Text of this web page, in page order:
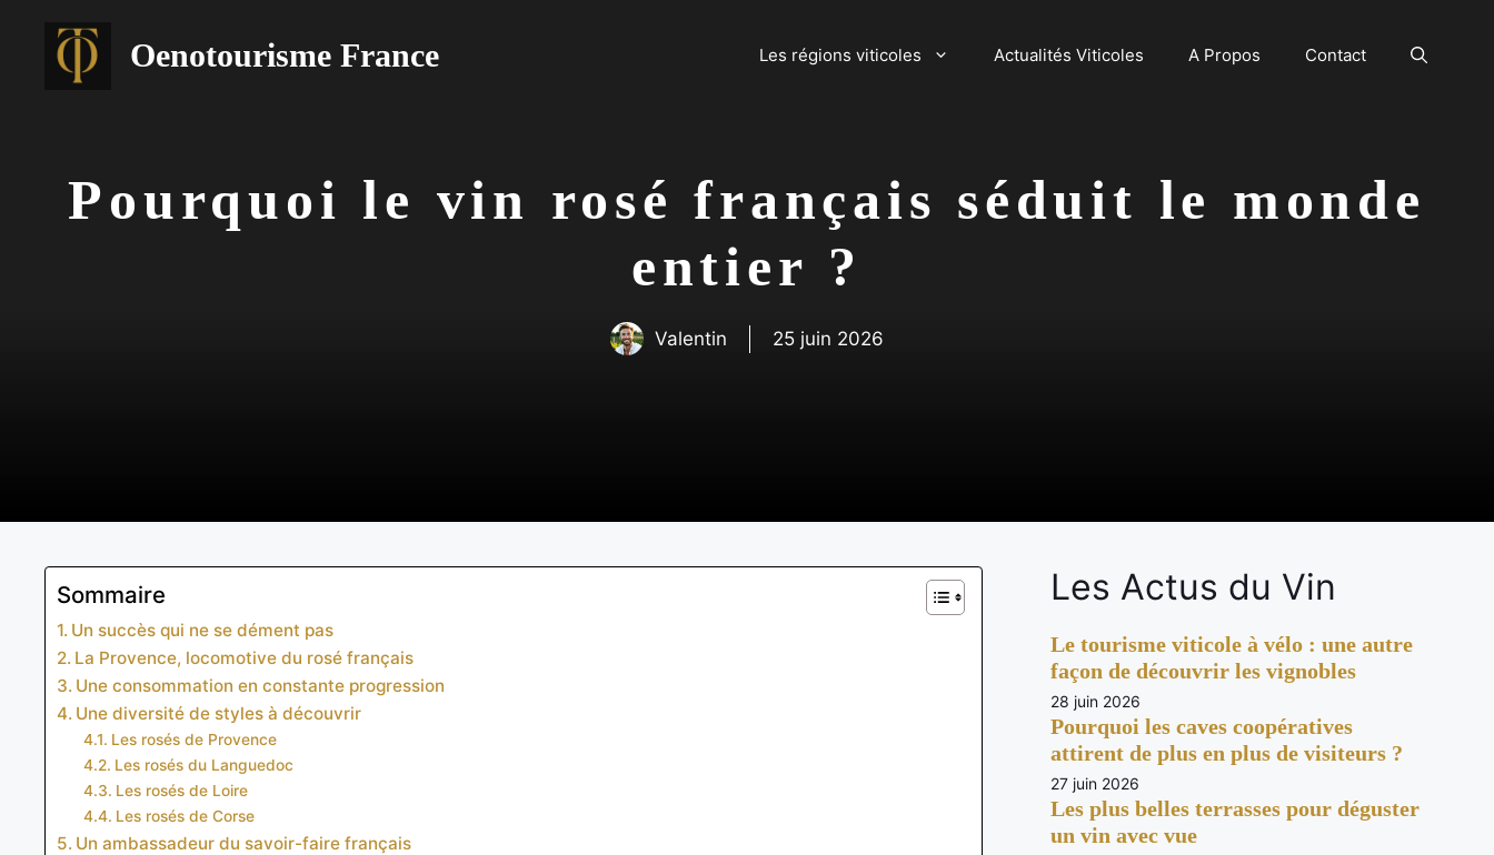
contenu
Oenotourisme France Les régions viticoles Actualités Viticoles A Propos Contact
Pourquoi le vin rosé français séduit le monde
entier ?
Valentin 25 juin 2026
Sommaire
Un succès qui ne se dément pas
La Provence, locomotive du rosé français
Une consommation en constante progression
Une diversité de styles à découvrir
Les rosés de Provence
Les rosés du Languedoc
Les rosés de Loire
Les rosés de Corse
Un ambassadeur du savoir-faire français
Les Actus du Vin
Le tourisme viticole à vélo : une autre
façon de découvrir les vignobles
28 juin 2026
Pourquoi les caves coopératives
attirent de plus en plus de visiteurs ?
27 juin 2026
Les plus belles terrasses pour déguster
un vin avec vue